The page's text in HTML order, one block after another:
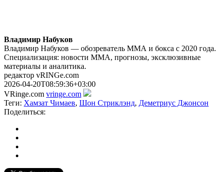
Владимир Набуков
Владимир Набуков — обозреватель ММА и бокса с 2020 года.
Специализация: новости ММА, прогнозы, эксклюзивные
материалы и аналитика.
редактор vRINGe.com
2026-04-20T08:59:36+03:00
VRinge.com vringe.com
Теги: Хамзат Чимаев, Шон Стриклэнд, Деметриус Джонсон
Поделиться: